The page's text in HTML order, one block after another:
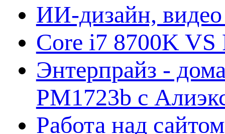
ИИ-дизайн,
Core i7 8700K VS
Энтерпрайз -
PM1723b с
Работа над